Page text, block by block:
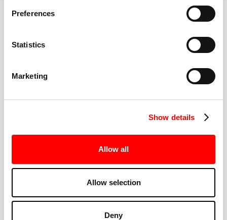
Preferences
Statistics
Marketing
Show details
Allow all
Allow selection
Deny
FITNESS INSTRUKTØRER
Ny lytter af Barry's? Du er i gode hænder. Vores
muligheder for hvert niveau, og hjælper dig med at
føle dig selvsikker hurtigt. Fortæl dem inden klassen,